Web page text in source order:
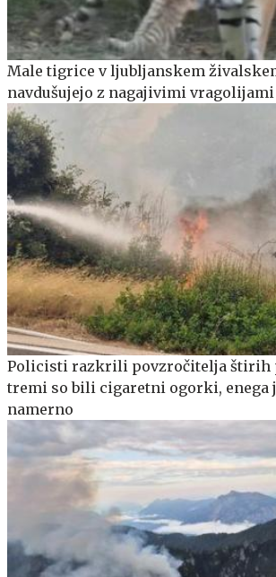
Male tigrice v ljubljanskem
navdušujejo z nagajivimi
Policisti razkrili povzročitelja štirih
tremi so bili cigaretni ogorki, enega
namerno